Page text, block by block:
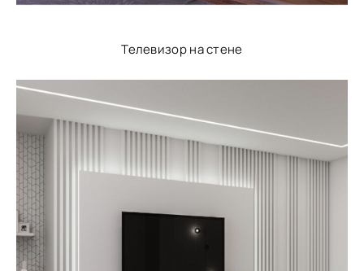
Телевизор на стене